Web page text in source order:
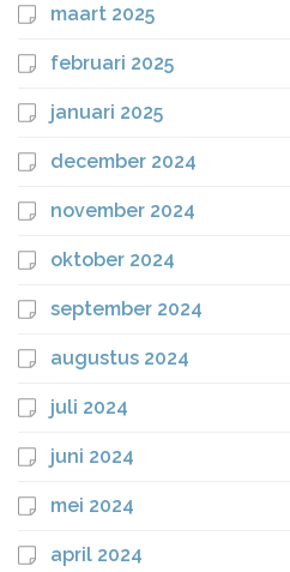
maart 2025
februari 2025
januari 2025
december 2024
november 2024
oktober 2024
september 2024
augustus 2024
juli 2024
juni 2024
mei 2024
april 2024